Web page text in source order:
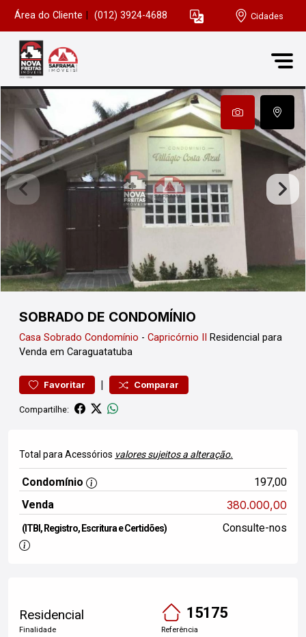
Área do Cliente (012) 3924-4688 Cidades
SOBRADO DE CONDOMÍNIO
Casa Sobrado Condomínio - Capricórnio II
Residencial para
Venda em Caraguatatuba
Favoritar | Comparar
Compartilhe:
Total para Acessórios valores sujeitos a alteração.
Condomínio
197,00
Venda
380.000,00
(ITBI, Registro, Escritura e Certidões) Consulte-nos
Residencial
Finalidade
15175
Referência